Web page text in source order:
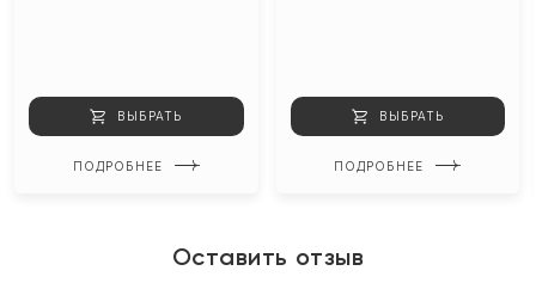
ВЫБРАТЬ
ПОДРОБНЕЕ
ВЫБРАТЬ
ПОДРОБНЕЕ
Оставить отзыв